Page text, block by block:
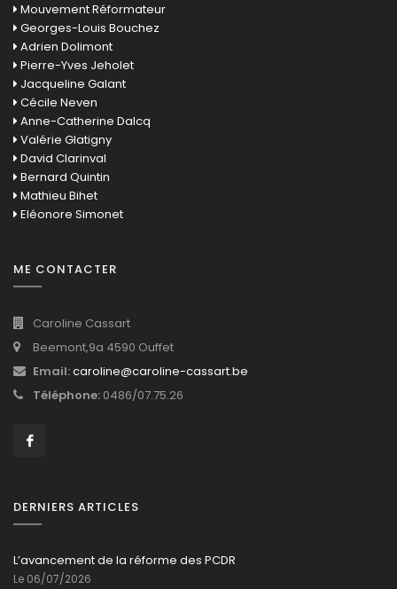
Mouvement Réformateur
Georges-Louis Bouchez
Adrien Dolimont
Pierre-Yves Jeholet
Jacqueline Galant
Cécile Neven
Anne-Catherine Dalcq
Valérie Glatigny
David Clarinval
Bernard Quintin
Mathieu Bihet
Eléonore Simonet
ME CONTACTER
Caroline Cassart
Beemont,9a 4590 Ouffet
Email:caroline@caroline-cassart.be
Téléphone: 0486/07.75.26
DERNIERS ARTICLES
L’avancement de la réforme des PCDR
Le 06/07/2026